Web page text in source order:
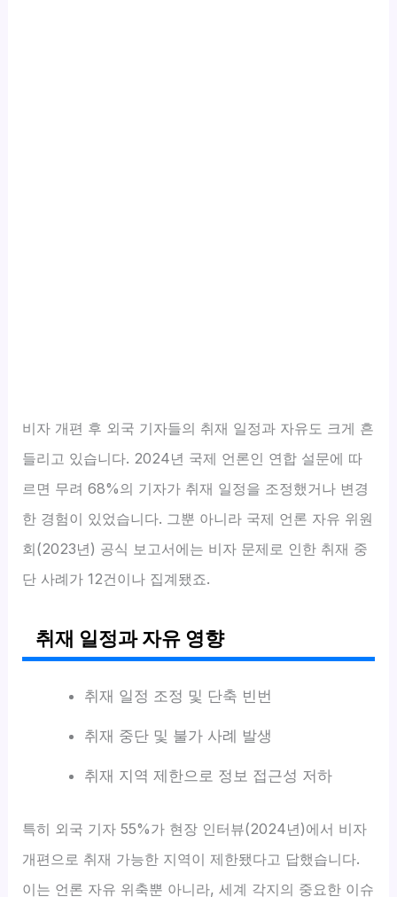
비자 개편 후 외국 기자들의 취재 일정과 자유도 크게 흔
들리고 있습니다. 2024년 국제 언론인 연합 설문에 따
르면 무려 68%의 기자가 취재 일정을 조정했거나 변경
한 경험이 있었습니다. 그뿐 아니라 국제 언론 자유 위원
회(2023년) 공식 보고서에는 비자 문제로 인한 취재 중
단 사례가 12건이나 집계됐죠.
취재 일정과 자유 영향
취재 일정 조정 및 단축 빈번
취재 중단 및 불가 사례 발생
취재 지역 제한으로 정보 접근성 저하
특히 외국 기자 55%가 현장 인터뷰(2024년)에서 비자
개편으로 취재 가능한 지역이 제한됐다고 답했습니다.
이는 언론 자유 위축뿐 아니라, 세계 각지의 중요한 이슈